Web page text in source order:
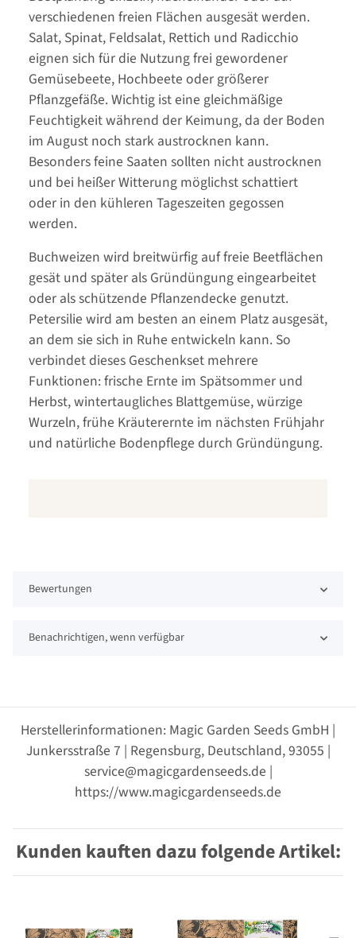
verschiedenen freien Flächen ausgesät werden.
Salat, Spinat, Feldsalat, Rettich und Radicchio
eignen sich für die Nutzung frei gewordener
Gemüsebeete, Hochbeete oder größerer
Pflanzgefäße. Wichtig ist eine gleichmäßige
Feuchtigkeit während der Keimung, da der Boden
im August noch stark austrocknen kann.
Besonders feine Saaten sollten nicht austrocknen
und bei heißer Witterung möglichst schattiert
oder in den kühleren Tageszeiten gegossen
werden.
Buchweizen wird breitwürfig auf freie Beetflächen
gesät und später als Gründüngung eingearbeitet
oder als schützende Pflanzendecke genutzt.
Petersilie wird am besten an einem Platz ausgesät,
an dem sie sich in Ruhe entwickeln kann. So
verbindet dieses Geschenkset mehrere
Funktionen: frische Ernte im Spätsommer und
Herbst, wintertaugliches Blattgemüse, würzige
Wurzeln, frühe Kräuterernte im nächsten Frühjahr
und natürliche Bodenpflege durch Gründüngung.
Bewertungen
Benachrichtigen, wenn verfügbar
Herstellerinformationen: Magic Garden Seeds GmbH |
Junkersstraße 7 | Regensburg, Deutschland, 93055 |
service@magicgardenseeds.de |
https://www.magicgardenseeds.de
Kunden kauften dazu folgende Artikel: